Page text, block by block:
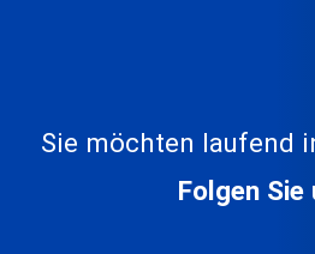
Sie möchten laufend
Folgen Sie